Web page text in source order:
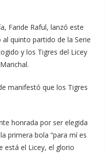
Faride Raful, lanzó este
quinto partido de la Serie
y los Tigres del Licey
manifestó que los Tigres
honrada por ser elegida
primera bola “para mí es
está el Licey, el glorio